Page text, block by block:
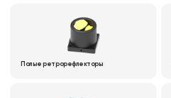
Полые ретрорефлекторы